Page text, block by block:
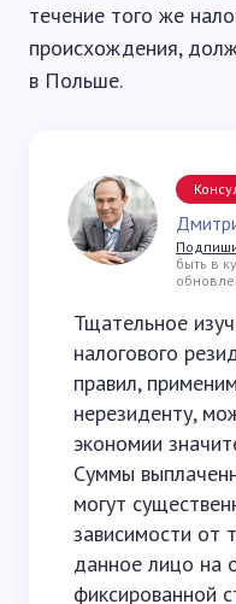
течение того же
происхождения,
в Польше.
быть в
Тщательное
налогового
правил,
нерезиденту,
экономии
Суммы
могут
зависимости от
данное лицо на
фиксированной